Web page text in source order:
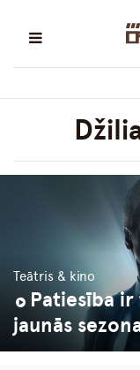
Teātris & kino
Patiesība
jaunās